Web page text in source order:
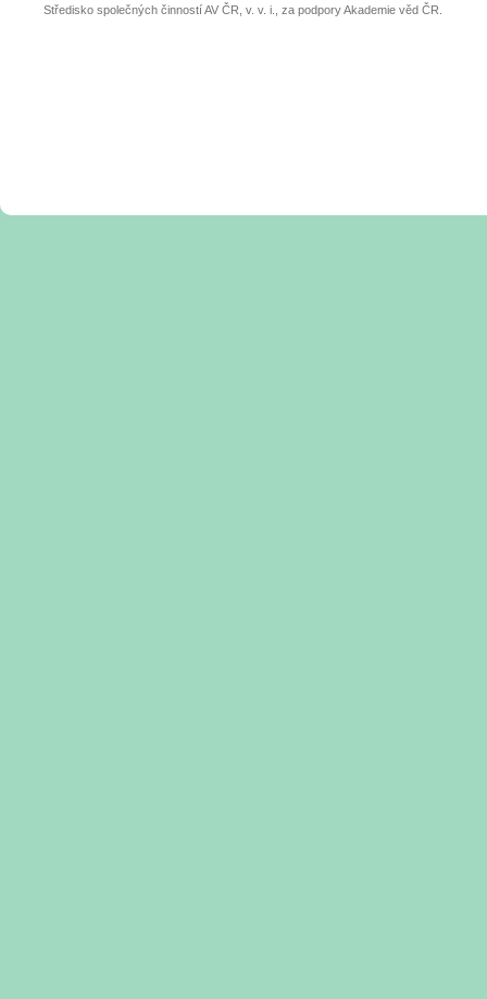
Středisko společných činností AV ČR, v. v. i., za podpory Akademie věd ČR.